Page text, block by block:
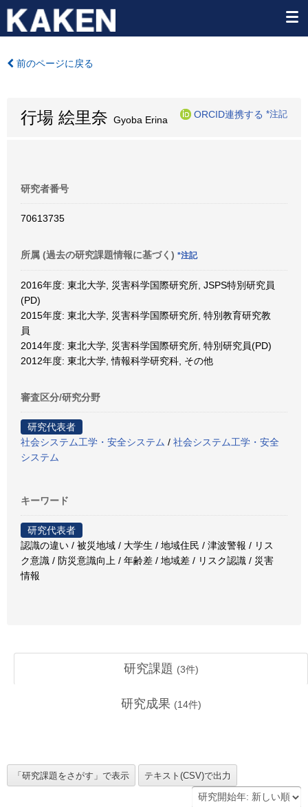
前のページに戻る
行場 絵里奈 Gyoba Erina
ORCID連携する *注記
研究者番号
70613735
所属 (過去の研究課題情報に基づく) *注記
2016年度: 東北大学, 災害科学国際研究所, JSPS特別研究員
(PD)
2015年度: 東北大学, 災害科学国際研究所, 特別教育研究教
員
2014年度: 東北大学, 災害科学国際研究所, 特別研究員(PD)
2012年度: 東北大学, 情報科学研究科, その他
審査区分/研究分野
研究代表者
社会システム工学・安全システム / 社会システム工学・安全
システム
キーワード
研究代表者
認識の違い / 被災地域 / 大学生 / 地域住民 / 津波警報 / リス
ク意識 / 防災意識向上 / 年齢差 / 地域差 / リスク認識 / 災害
情報
研究課題 (3件)
研究成果 (14件)